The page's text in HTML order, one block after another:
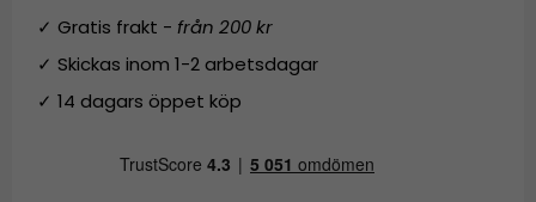
✓ Gratis frakt -från 200 kr
✓ Skickas inom 1-2 arbetsdagar
✓ 14 dagars öppet köp